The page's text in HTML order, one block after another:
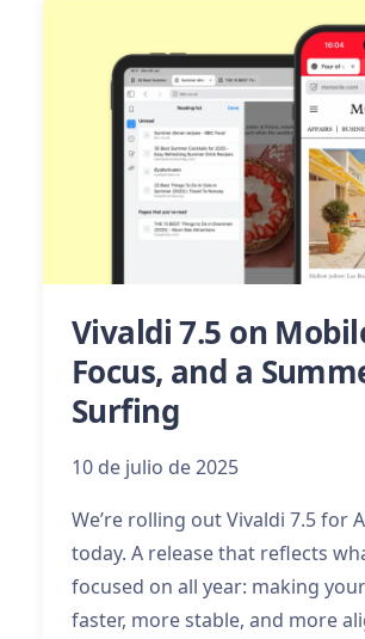
Vivaldi 7.5 on
Focus, and a
Surfing
10 de julio de 2025
We’re rolling out Vivaldi 7.5 for
today. A release that reflects
focused on all year: making
faster, more stable, and more